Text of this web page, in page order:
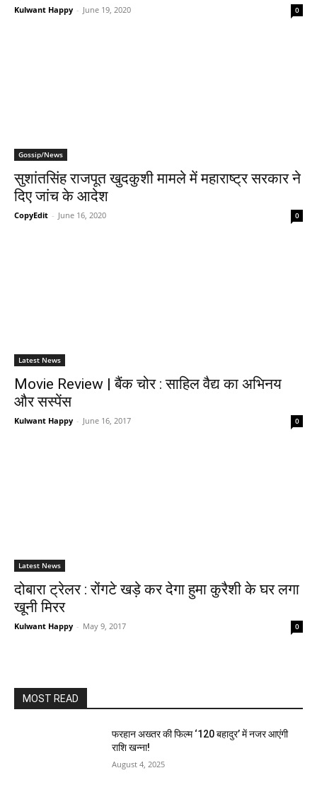
Kulwant Happy - June 19, 2020 0
Gossip/News
सुशांतसिंह राजपूत खुदकुशी मामले में महाराष्‍ट्र सरकार ने
दिए जांच के आदेश
CopyEdit - June 16, 2020 0
Latest News
Movie Review | बैंक चोर : साहिल वैद्य का अभिनय
और सस्‍पेंस
Kulwant Happy - June 16, 2017 0
Latest News
दोबारा ट्रेलर : रोंगटे खड़े कर देगा हुमा कुरैशी के घर लगा
खूनी मिरर
Kulwant Happy - May 9, 2017 0
MOST READ
फरहान अख्तर की फिल्म ‘120 बहादुर’ में नजर आएंगी
राशि खन्ना!
August 4, 2025